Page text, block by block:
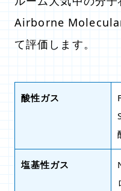
Airborne
て評価します。
酸性ガス
塩基性ガス